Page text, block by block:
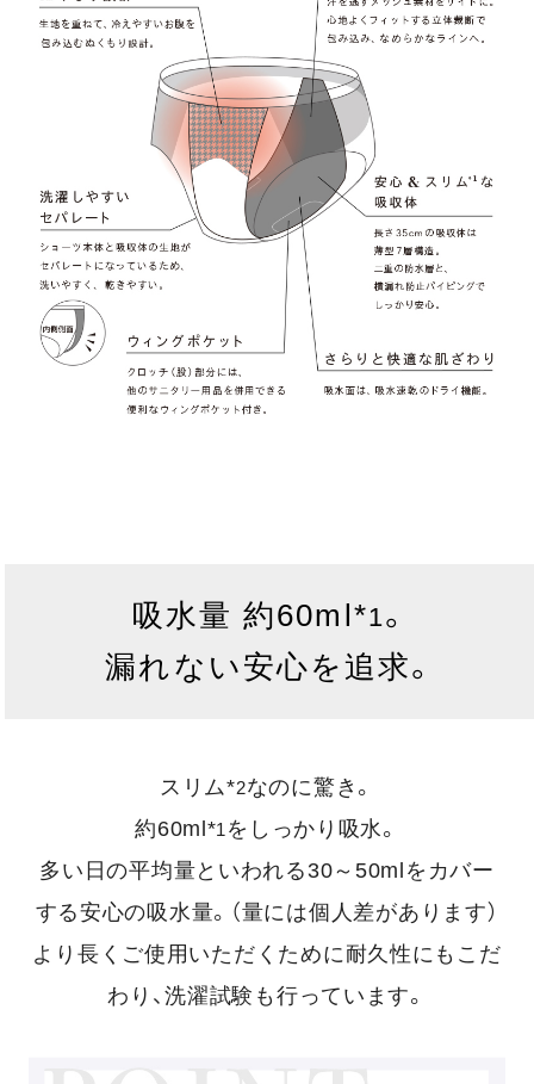
吸水量 約60ml*1。
漏れない安心を追求。
スリム*2なのに驚き。
約60ml*1 をしっかり吸水。
多い日の平均量といわれる30～50mlをカバー
する安心の吸水量。（量には個人差があります）
より長くご使用いただくために耐久性にもこだ
わり、洗濯試験も行っています。